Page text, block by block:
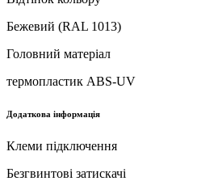
Бежевий (RAL 1013)
Головний матеріал
термопластик ABS-UV
Додаткова інформація
Клеми підключення
Безгвинтові затискачі